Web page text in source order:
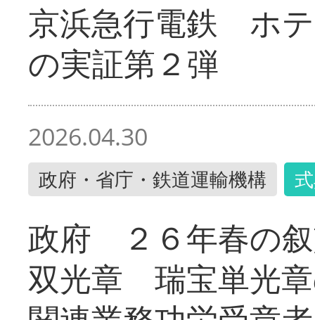
京浜急行電鉄 ホ
の実証第２弾
2026.04.30
政府・省庁・鉄道運輸機構
政府 ２６年春の
双光章 瑞宝単光